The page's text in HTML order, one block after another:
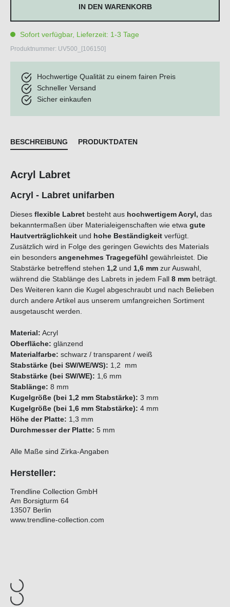
IN DEN WARENKORB
Sofort verfügbar, Lieferzeit: 1-3 Tage
Produktnummer: UV500_[106150]
Hochwertige Qualität zu einem fairen Preis
Schneller Versand
Sicher einkaufen
BESCHREIBUNG PRODUKTDATEN
Acryl Labret
Acryl - Labret unifarben
Dieses flexible Labret besteht aus hochwertigem Acryl, das
bekanntermaßen über Materialeigenschaften wie etwa gute
Hautverträglichkeit und hohe Beständigkeit verfügt.
Zusätzlich wird in Folge des geringen Gewichts des Materials
ein besonders angenehmes Tragegefühl gewährleistet. Die
Stabstärke betreffend stehen 1,2 und 1,6 mm zur Auswahl,
während die Stablänge des Labrets in jedem Fall 8 mm beträgt.
Des Weiteren kann die Kugel abgeschraubt und nach Belieben
durch andere Artikel aus unserem umfangreichen Sortiment
ausgetauscht werden.
Material: Acryl
Oberfläche: glänzend
Materialfarbe: schwarz / transparent / weiß
Stabstärke (bei SW/WE/WS): 1,2 mm
Stabstärke (bei SW/WE): 1,6 mm
Stablänge: 8 mm
Kugelgröße (bei 1,2 mm Stabstärke): 3 mm
Kugelgröße (bei 1,6 mm Stabstärke): 4 mm
Höhe der Platte: 1,3 mm
Durchmesser der Platte: 5 mm
Alle Maße sind Zirka-Angaben
Hersteller:
Trendline Collection GmbH
Am Borsigturm 64
13507 Berlin
www.trendline-collection.com